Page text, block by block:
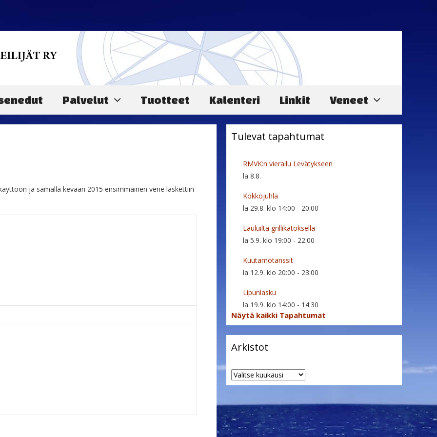
Palvelut Tuotteet Kalenteri Linkit Veneet
ja samalla kevään 2015 ensimmäinen vene laskettiin
Tulevat tapahtumat
RMVK:n vierailu Levätykseen
la 8.8.
Kokkojuhla
la 29.8. klo 14:00 - 20:00
Lauluilta grillikatoksella
la 5.9. klo 19:00 - 22:00
Kuutamotanssit
la 12.9. klo 20:00 - 23:00
Lipunlasku
la 19.9. klo 14:00 - 14:30
Näytä kaikki Tapahtumat
Arkistot
Arkistot